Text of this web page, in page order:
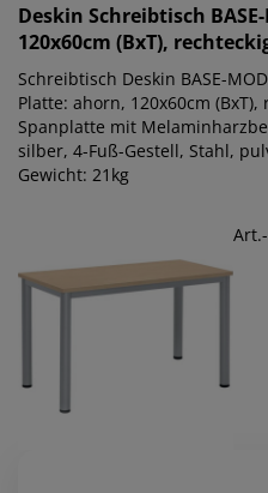
Deskin Schreibtisch
120x60cm (BxT),
Schreibtisch Deskin BASE-
Platte: ahorn, 120x60cm
Spanplatte mit
silber, 4-Fuß-Gestell, Stahl,
Gewicht: 21kg